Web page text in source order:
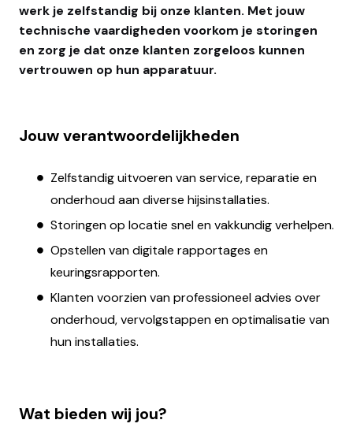
werk je zelfstandig bij onze klanten. Met jouw
technische vaardigheden voorkom je storingen
en zorg je dat onze klanten zorgeloos kunnen
vertrouwen op hun apparatuur.
Jouw verantwoordelijkheden
Zelfstandig uitvoeren van service, reparatie en
onderhoud aan diverse hijsinstallaties.
Storingen op locatie snel en vakkundig verhelpen.
Opstellen van digitale rapportages en
keuringsrapporten.
Klanten voorzien van professioneel advies over
onderhoud, vervolgstappen en optimalisatie van
hun installaties.
Wat bieden wij jou?